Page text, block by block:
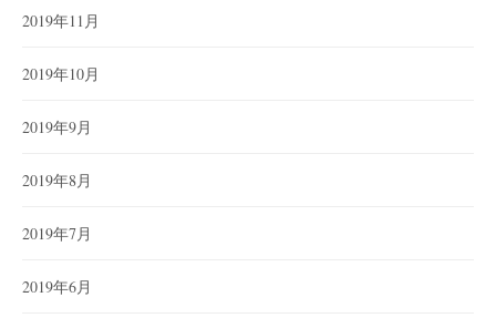
2019年11月
2019年10月
2019年9月
2019年8月
2019年7月
2019年6月